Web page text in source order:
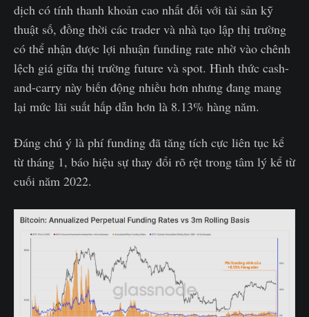
dịch có tính thanh khoản cao nhất đối với tài sản kỹ
thuật số, đồng thời các trader và nhà tạo lập thị trường
có thể nhận được lợi nhuận funding rate nhờ vào chênh
lệch giá giữa thị trường future và spot. Hình thức cash-
and-carry này biến động nhiều hơn nhưng đang mang
lại mức lãi suất hấp dẫn hơn là 8.13% hàng năm.
Đáng chú ý là phí funding đã tăng tích cực liên tục kể
từ tháng 1, báo hiệu sự thay đổi rõ rệt trong tâm lý kể từ
cuối năm 2022.